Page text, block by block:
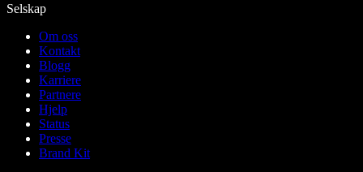
Selskap
Om oss
Kontakt
Blogg
Karriere
Partnere
Hjelp
Status
Presse
Brand Kit